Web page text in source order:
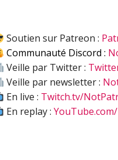
Soutien sur Patreon :
Communauté Discord :
Veille par Twitter :
Veille par newsletter :
En live : Twitch.tv/
En replay :